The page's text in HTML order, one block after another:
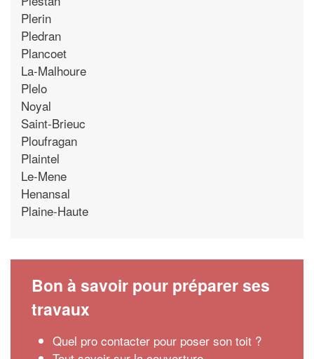
Plerin
Pledran
Plancoet
La-Malhoure
Plelo
Noyal
Saint-Brieuc
Ploufragan
Plaintel
Le-Mene
Henansal
Plaine-Haute
Bon à savoir pour préparer ses
travaux
Quel pro contacter pour poser son toit ?